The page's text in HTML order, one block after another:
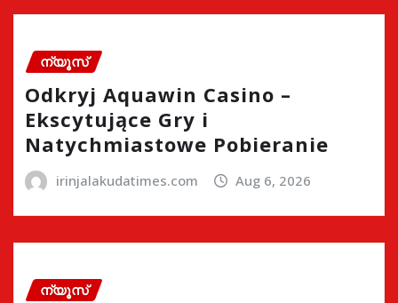
ന്യൂസ്
Odkryj Aquawin Casino –
Ekscytujące Gry i
Natychmiastowe Pobieranie
irinjalakudatimes.com Aug 6, 2026
ന്യൂസ്